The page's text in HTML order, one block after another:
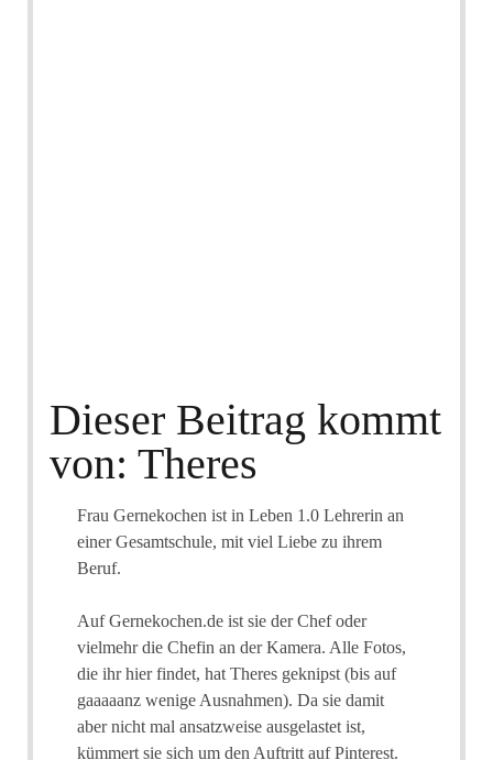
Dieser Beitrag kommt
von: Theres
Frau Gernekochen ist in Leben 1.0 Lehrerin an
einer Gesamtschule, mit viel Liebe zu ihrem
Beruf.
Auf Gernekochen.de ist sie der Chef oder
vielmehr die Chefin an der Kamera. Alle Fotos,
die ihr hier findet, hat Theres geknipst (bis auf
gaaaaanz wenige Ausnahmen). Da sie damit
aber nicht mal ansatzweise ausgelastet ist,
kümmert sie sich um den Auftritt auf Pinterest.